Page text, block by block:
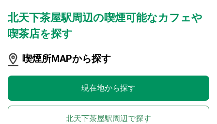
北天下茶屋駅周辺の喫煙可能なカフェや
喫茶店を探す
喫煙所MAPから探す
現在地から探す
北天下茶屋駅周辺で探す